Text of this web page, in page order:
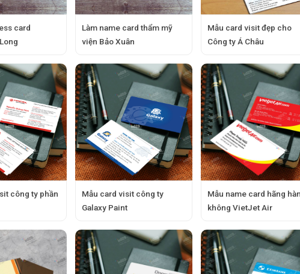
card
Làm name card thẩm mỹ
viện Bảo Xuân
Mẫu card visit đẹp cho
Công ty Á Châu
công ty phần
Mẫu card visit công ty
Galaxy Paint
Mẫu name card hãng
không VietJet Air